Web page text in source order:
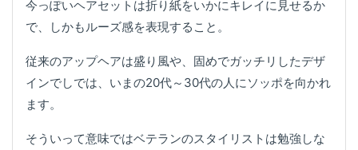
今っぽいヘアセットは折り紙をいかにキレイに見せるか
で、しかもルーズ感を表現すること。
従来のアップヘアは盛り風や、固めでガッチリしたデザ
インでしでは、いまの20代～30代の人にソッポを向かれ
ます。
そういって意味ではベテランのスタイリストは勉強しな